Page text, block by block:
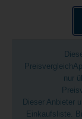
nur
Dieser Anbieter
Einkaufsliste.